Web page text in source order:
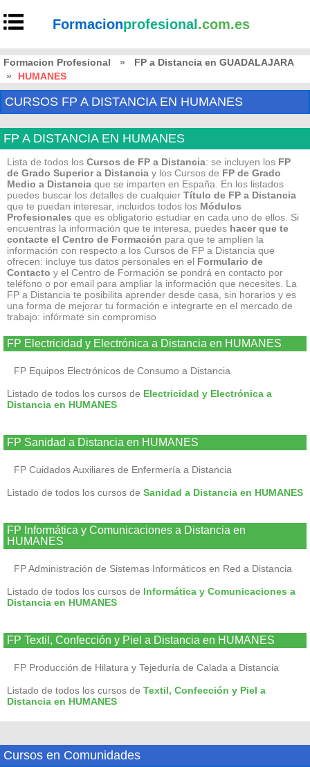
Formacionprofesional .com.es
Formacion Profesional »
FP a Distancia en GUADALAJARA
»
HUMANES
CURSOS FP A DISTANCIA EN HUMANES
FP A DISTANCIA EN HUMANES
Lista de todos los Cursos de FP a Distancia: se incluyen los FP
de Grado Superior a Distancia y los Cursos de FP de Grado
Medio a Distancia que se imparten en España. En los listados
puedes buscar los detalles de cualquier Título de FP a Distancia
que te puedan interesar, incluidos todos los Módulos
Profesionales que es obligatorio estudiar en cada uno de ellos. Si
encuentras la información que te interesa, puedes hacer que te
contacte el Centro de Formación para que te amplíen la
información con respecto a los Cursos de FP a Distancia que
ofrecen: incluye tus datos personales en el Formulario de
Contacto y el Centro de Formación se pondrá en contacto por
teléfono o por email para ampliar la información que necesites. La
FP a Distancia te posibilita aprender desde casa, sin horarios y es
una forma de mejorar tu formación e integrarte en el mercado de
trabajo: infórmate sin compromiso
FP Electricidad y Electrónica a Distancia en HUMANES
FP Equipos Electrónicos de Consumo a Distancia
Listado de todos los cursos de Electricidad y Electrónica a
Distancia en HUMANES
FP Sanidad a Distancia en HUMANES
FP Cuidados Auxiliares de Enfermería a Distancia
Listado de todos los cursos de Sanidad a Distancia en HUMANES
FP Informática y Comunicaciones a Distancia en
HUMANES
FP Administración de Sistemas Informáticos en Red a Distancia
Listado de todos los cursos de Informática y Comunicaciones a
Distancia en HUMANES
FP Textil, Confección y Piel a Distancia en HUMANES
FP Producción de Hilatura y Tejeduría de Calada a Distancia
Listado de todos los cursos de Textil, Confección y Piel a
Distancia en HUMANES
Cursos en Comunidades